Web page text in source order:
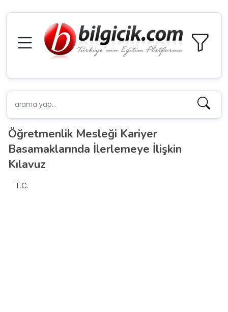
Öğretmenlik Mesleği Kariyer
Basamaklarında İlerlemeye İlişkin
Kılavuz
T.C.